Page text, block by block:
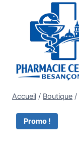
Accueil / Boutique /
Promo !